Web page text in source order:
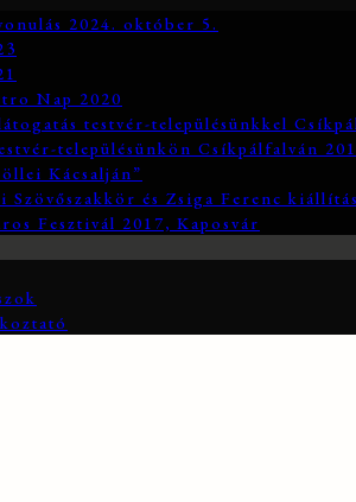
2024. október 5.
Nap 2020
testvér-településünkkel
településünkön Csíkpálfalván
Kácsalján”
Szövőszakkör és Zsiga Ferenc
Fesztivál 2017, Kaposvár